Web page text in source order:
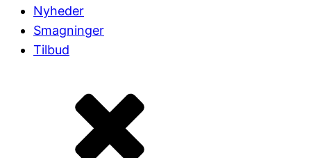
Nyheder
Smagninger
Tilbud